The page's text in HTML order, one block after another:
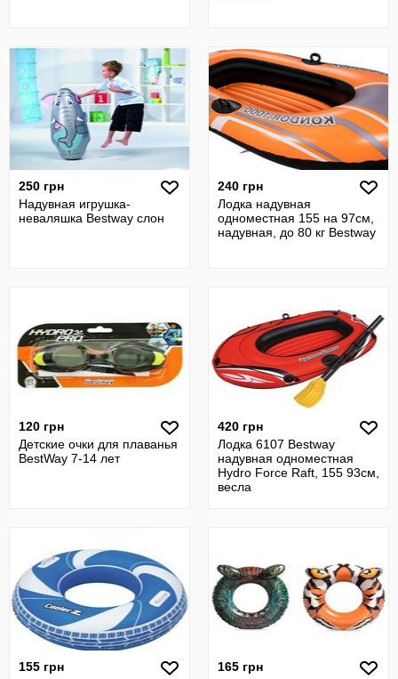
250 грн
Надувная игрушка-
неваляшка Bestway слон
240 грн
Лодка надувная
одноместная 155 на 97см,
надувная, до 80 кг Bestway
120 грн
Детские очки для плаванья
BestWay 7-14 лет
420 грн
Лодка 6107 Bestway
надувная одноместная
Hydro Force Raft, 155 93см,
весла
155 грн
165 грн